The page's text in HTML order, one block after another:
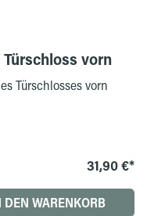
vorn
Türschlosses vorn
31,90 €*
DEN WARENKORB